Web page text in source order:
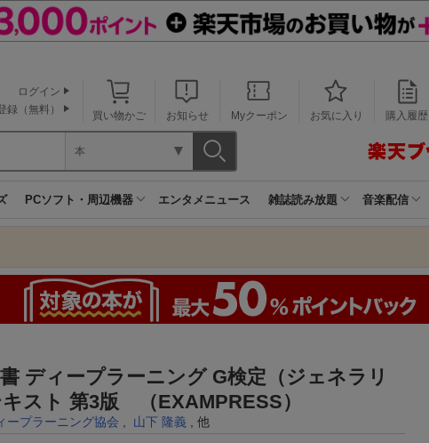
買い物かご お知らせ Myクーポン お気に入り 購入履歴
ログイン
録（無料）
本
PCソフト・周辺機器 エンタメニュース 雑誌読み放題 音楽配信
ディープラーニング G検定（ジェネラリ
スト 第3版 （EXAMPRESS）
ープラーニング協会 山下 隆義 , 他